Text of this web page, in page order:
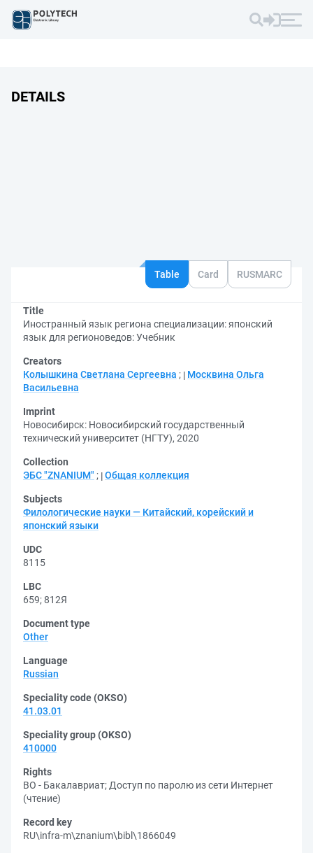
DETAILS
Table Card RUSMARC
Title
Иностранный язык региона специализации: японский
язык для регионоведов: Учебник
Creators
Колышкина Светлана Сергеевна ;
Москвина Ольга
Васильевна
Imprint
Новосибирск: Новосибирский государственный
технический университет (НГТУ), 2020
Collection
ЭБС "ZNANIUM" ; Общая коллекция
Subjects
Филологические науки — Китайский, корейский и
японский языки
UDC
8115
LBC
659;812Я
Document type
Other
Language
Russian
Speciality code (OKSO)
41.03.01
Speciality group (OKSO)
410000
Rights
ВО - Бакалавриат; Доступ по паролю из сети Интернет
(чтение)
Record key
RU\infra-m\znanium\bibl\1866049